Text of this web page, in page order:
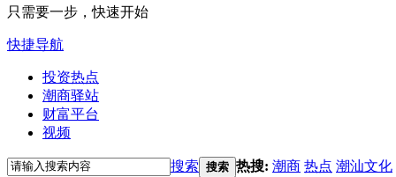
只需要一步，快速开始
快捷导航
投资热点
潮商驿站
财富平台
视频
搜索 搜索 热搜: 潮商 热点 潮汕文化